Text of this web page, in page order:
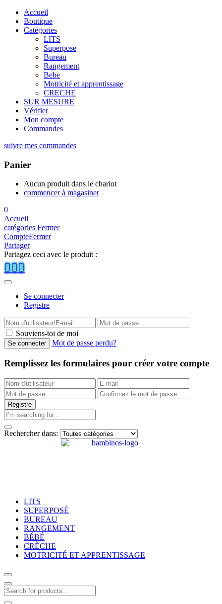
Accueil
Boutique
Catégories
LITS
Superpose
Bureau
Rangement
Bebe
Motricité et apprentissage
CRECHE
SUR MESURE
Vérifier
Mon compte
Commandes
suivre mes commandes
Panier
Aucun produit dans le chariot
commencer à magasiner
0
Accueil
catégories Fermer
CompteFermer
Partager
Partagez ceci avec le produit :
Se connecter
Registre
Souviens-toi de moi
Mot de passe perdu?
Remplissez les formulaires pour créer votre compte
Rechercher dans:
LITS
SUPERPOSÉ
BUREAU
RANGEMENT
BÉBÉ
CRÈCHE
MOTRICITÉ ET APPRENTISSAGE